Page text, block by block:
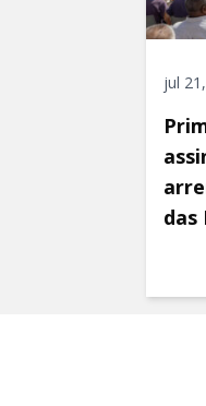
jul
das